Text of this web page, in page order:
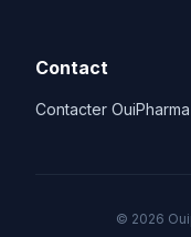
Contact
Contacter OuiPharma
© 2026